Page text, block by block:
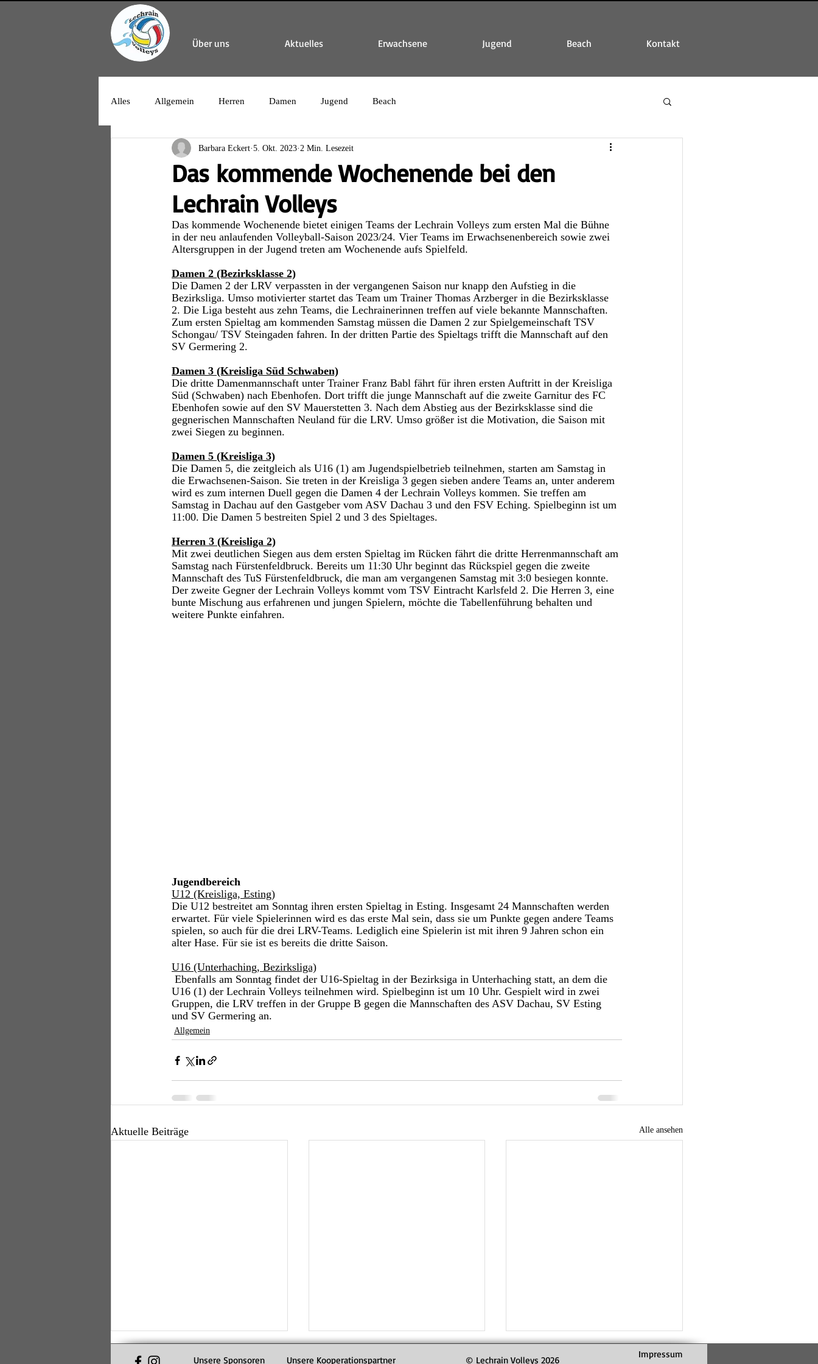
Über uns Aktuelles Erwachsene Jugend Beach Kontakt
Alles Allgemein Herren Damen Jugend Beach
Das kommende Wochenende bei den
Lechrain Volleys
Barbara Eckert 5. Okt. 2023 2 Min. Lesezeit
Das kommende Wochenende bietet einigen Teams der Lechrain Volleys zum ersten Mal die Bühne
in der neu anlaufenden Volleyball-Saison 2023/24. Vier Teams im Erwachsenenbereich sowie zwei
Altersgruppen in der Jugend treten am Wochenende aufs Spielfeld.
Damen 2 (Bezirksklasse 2)
Die Damen 2 der LRV verpassten in der vergangenen Saison nur knapp den Aufstieg in die
Bezirksliga. Umso motivierter startet das Team um Trainer Thomas Arzberger in die Bezirksklasse
2. Die Liga besteht aus zehn Teams, die Lechrainerinnen treffen auf viele bekannte Mannschaften.
Zum ersten Spieltag am kommenden Samstag müssen die Damen 2 zur Spielgemeinschaft TSV
Schongau/ TSV Steingaden fahren. In der dritten Partie des Spieltags trifft die Mannschaft auf den
SV Germering 2.
Damen 3 (Kreisliga Süd Schwaben)
Die dritte Damenmannschaft unter Trainer Franz Babl fährt für ihren ersten Auftritt in der Kreisliga
Süd (Schwaben) nach Ebenhofen. Dort trifft die junge Mannschaft auf die zweite Garnitur des FC
Ebenhofen sowie auf den SV Mauerstetten 3. Nach dem Abstieg aus der Bezirksklasse sind die
gegnerischen Mannschaften Neuland für die LRV. Umso größer ist die Motivation, die Saison mit
zwei Siegen zu beginnen.
Damen 5 (Kreisliga 3)
Die Damen 5, die zeitgleich als U16 (1) am Jugendspielbetrieb teilnehmen, starten am Samstag in
die Erwachsenen-Saison. Sie treten in der Kreisliga 3 gegen sieben andere Teams an, unter anderem
wird es zum internen Duell gegen die Damen 4 der Lechrain Volleys kommen. Sie treffen am
Samstag in Dachau auf den Gastgeber vom ASV Dachau 3 und den FSV Eching. Spielbeginn ist um
11:00. Die Damen 5 bestreiten Spiel 2 und 3 des Spieltages.
Herren 3 (Kreisliga 2)
Mit zwei deutlichen Siegen aus dem ersten Spieltag im Rücken fährt die dritte Herrenmannschaft am
Samstag nach Fürstenfeldbruck. Bereits um 11:30 Uhr beginnt das Rückspiel gegen die zweite
Mannschaft des TuS Fürstenfeldbruck, die man am vergangenen Samstag mit 3:0 besiegen konnte.
Der zweite Gegner der Lechrain Volleys kommt vom TSV Eintracht Karlsfeld 2. Die Herren 3, eine
bunte Mischung aus erfahrenen und jungen Spielern, möchte die Tabellenführung behalten und
weitere Punkte einfahren.
Jugendbereich
U12 (Kreisliga, Esting)
Die U12 bestreitet am Sonntag ihren ersten Spieltag in Esting. Insgesamt 24 Mannschaften werden
erwartet. Für viele Spielerinnen wird es das erste Mal sein, dass sie um Punkte gegen andere Teams
spielen, so auch für die drei LRV-Teams. Lediglich eine Spielerin ist mit ihren 9 Jahren schon ein
alter Hase. Für sie ist es bereits die dritte Saison.
U16 (Unterhaching, Bezirksliga)
U16 (1) der Lechrain Volleys teilnehmen wird. Spielbeginn ist um 10 Uhr. Gespielt wird in zwei
Gruppen, die LRV treffen in der Gruppe B gegen die Mannschaften des ASV Dachau, SV Esting
und SV Germering an.
Allgemein
Aktuelle Beiträge Alle ansehen
Unsere Sponsoren Unsere Kooperationspartner © Lechrain Volleys 2026
Impressum